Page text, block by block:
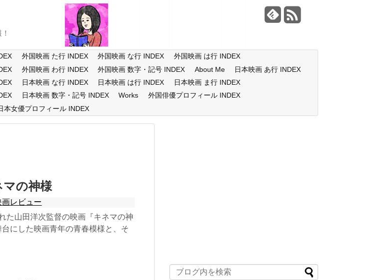
外国映画 た行 INDEX 外国映画 な行 INDEX
外国映画 は行 INDEX
外国映画 わ行 INDEX 外国映画 数字・記号 INDEX About Me
日本映画 あ行 INDEX
日本映画 な行 INDEX 日本映画 は行 INDEX
日本映画 ま行 INDEX
日本映画 数字・記号 INDEX Works
外国俳優プロフィール INDEX
本女優プロフィール INDEX
マの神様
画レビュー
た山田洋次監督の映画『キネマの神
にした映画青年の青春模様と、そ